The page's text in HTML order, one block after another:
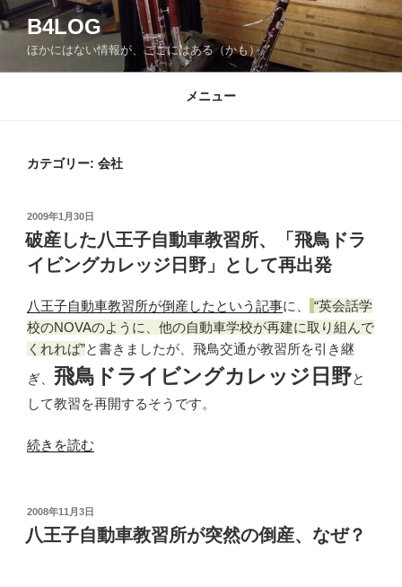
コ
ン
ン
B4LOG
ほかにはない情報が、ここにはある（かも）。
メニュー
カテゴリー: 会社
投
稿
日:
2009年1月30日
破産した八王子自動車教習所、「飛鳥ドラ
イビングカレッジ日野」として再出発
八王子自動車教習所が倒産したという記事に、
英会話学
校のNOVAのように、他の自動車学校が再建に取り組んで
くれれば と書きましたが、飛鳥交通が教習所を引き継
ぎ、 飛鳥ドライビングカレッジ日野と
して教習を再開するそうです。
“破
た
八
続きを読む
投
稿
日:
2008年11月3日
八王子自動車教習所が突然の倒産、なぜ？